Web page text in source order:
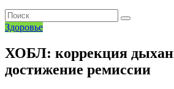
Здоровье
ХОБЛ: коррекция
достижение ремиссии